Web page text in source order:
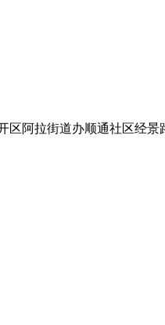
区阿拉街道办顺通社区经景